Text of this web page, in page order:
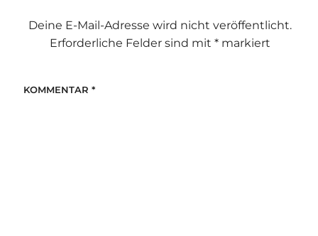
Deine E-Mail-Adresse wird nicht veröffentlicht.
Erforderliche Felder sind mit *markiert
KOMMENTAR *